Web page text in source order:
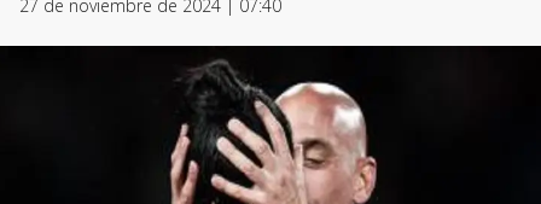
27 de noviembre de 2024 | 07:40